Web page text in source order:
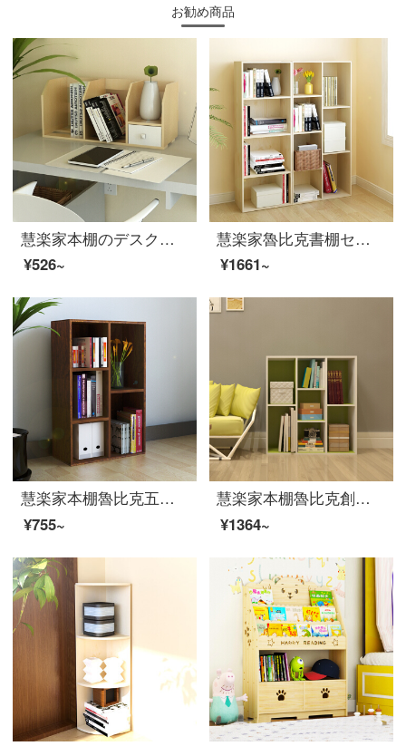
お勧め商品
慧楽家本棚のデスクトップベルト引き出し小本棚のオフィス棚のケヤキ色11010
¥526~
慧楽家魯比克書棚セット書棚棚棚棚棚白楓色FNAL-11192-1
¥1661~
慧楽家本棚魯比克五格簡易書棚棚物置棚深紅チェリー木色11051
¥755~
慧楽家本棚魯比克創意七段棚セット棚棚棚棚棚棚収納棚緑白11049-2
¥1364~